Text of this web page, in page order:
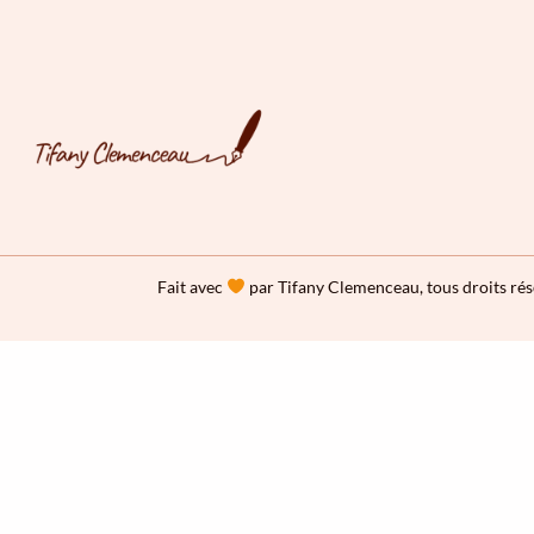
Fait avec par Tifany Clemenceau, tous droits